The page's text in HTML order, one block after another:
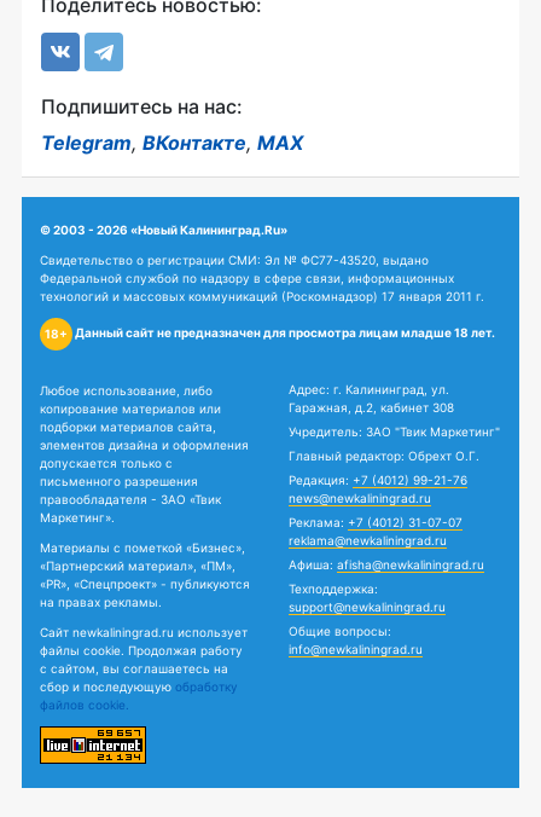
Подпишитесь на нас:
Telegram, ВКонтакте, MAX
© 2003 - 2026 «Новый Калининград.Ru»
Свидетельство о регистрации СМИ: Эл № ФС77-43520, выдано
Федеральной службой по надзору в сфере связи, информационных
технологий и массовых коммуникаций (Роскомнадзор) 17 января 2011 г.
18+ Данный сайт не предназначен для просмотра лицам младше 18 лет.
Любое использование, либо
копирование материалов или
подборки материалов сайта,
элементов дизайна и оформления
допускается только с
письменного разрешения
правообладателя - ЗАО «Твик
Маркетинг».
Материалы с пометкой «Бизнес»,
«Партнерский материал», «ПМ»,
«PR», «Спецпроект» - публикуются
на правах рекламы.
Сайт newkaliningrad.ru использует
файлы cookie. Продолжая работу
с сайтом, вы соглашаетесь на
сбор и последующую обработку
файлов cookie.
Адрес: г. Калининград, ул.
Гаражная, д.2, кабинет 308
Учредитель: ЗАО "Твик Маркетинг"
Главный редактор: Обрехт О.Г.
Редакция: +7 (4012) 99-21-76
news@newkaliningrad.ru
Реклама: +7 (4012) 31-07-07
reklama@newkaliningrad.ru
Афиша: afisha@newkaliningrad.ru
Техподдержка:
support@newkaliningrad.ru
Общие вопросы:
info@newkaliningrad.ru